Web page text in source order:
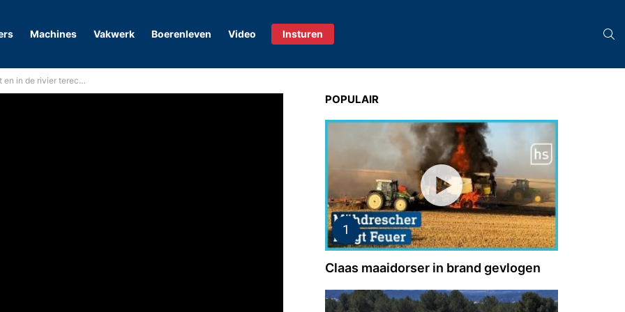
Machines Vakwerk Boerenleven Video Insturen
gekomen | Eventjes bergen
POPULAIR
Claas maaidorser in brand gevlogen